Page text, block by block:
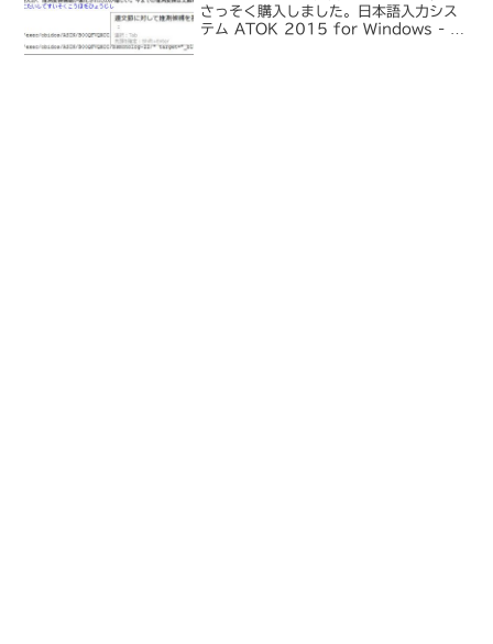
さっそく購入しました。日本語入力シス
テム ATOK 2015 for Windows - ジ